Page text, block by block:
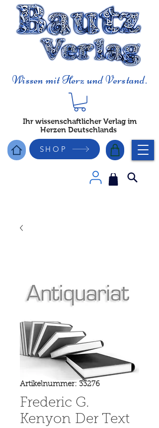
Wissen mit Herz und Verstand.
Ihr wissenschaftlicher Verlag im
Herzen Deutschlands
SHOP
Artikelnummer: 33276
Frederic G.
Kenyon Der Text